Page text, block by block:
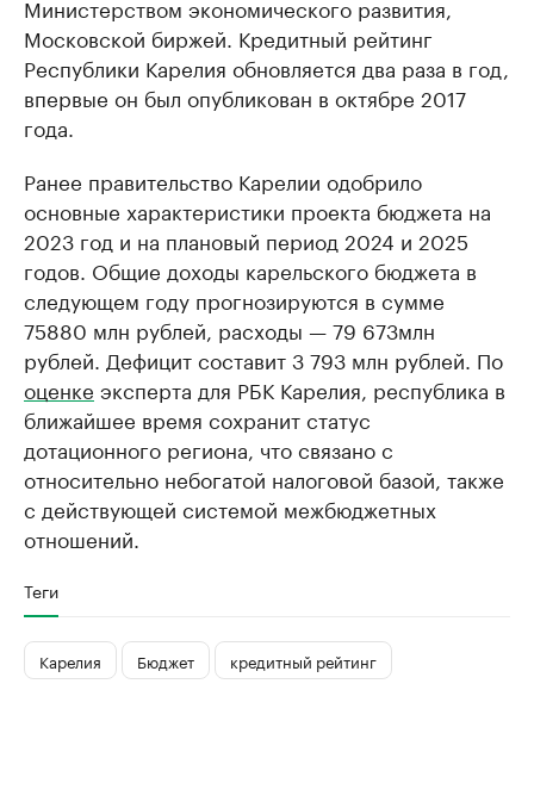
Министерством экономического развития,
Московской биржей. Кредитный рейтинг
Республики Карелия обновляется два раза в год,
впервые он был опубликован в октябре 2017
года.
Ранее правительство Карелии одобрило
основные характеристики проекта бюджета на
2023 год и на плановый период 2024 и 2025
годов. Общие доходы карельского бюджета в
следующем году прогнозируются в сумме
75880 млн рублей, расходы — 79 673млн
рублей. Дефицит составит 3 793 млн рублей. По
оценке эксперта для РБК Карелия, республика в
ближайшее время сохранит статус
дотационного региона, что связано с
относительно небогатой налоговой базой, также
с действующей системой межбюджетных
отношений.
Теги
Карелия Бюджет кредитный рейтинг